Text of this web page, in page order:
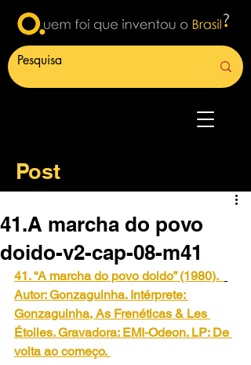
Post
41.A marcha do povo
doido-v2-cap-08-m41
41. “A marcha do povo doido” (1980).
Autor: Gonzaguinha. Intérprete:
Gonzaguinha, As Frenéticas & Les
Étoiles. Gravadora: EMI-Odeon. LP: De
volta ao começo.